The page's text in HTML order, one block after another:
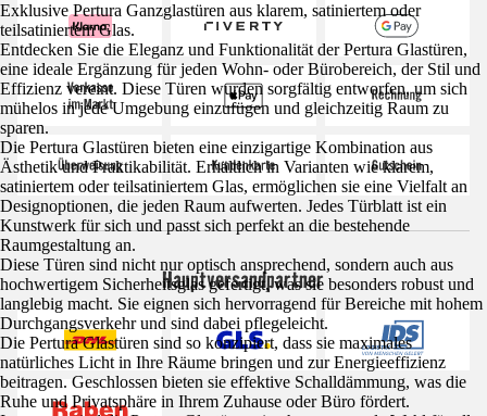
Exklusive Pertura Ganzglastüren aus klarem, satiniertem oder
teilsatiniertem Glas.
Entdecken Sie die Eleganz und Funktionalität der Pertura Glastüren,
eine ideale Ergänzung für jeden Wohn- oder Bürobereich, der Stil und
Effizienz vereint. Diese Türen wurden sorgfältig entworfen, um sich
mühelos in jede Umgebung einzufügen und gleichzeitig Raum zu
sparen.
Die Pertura Glastüren bieten eine einzigartige Kombination aus
Ästhetik und Praktikabilität. Erhältlich in Varianten wie klarem,
satiniertem oder teilsatiniertem Glas, ermöglichen sie eine Vielfalt an
Designoptionen, die jeden Raum aufwerten. Jedes Türblatt ist ein
Kunstwerk für sich und passt sich perfekt an die bestehende
Raumgestaltung an.
Diese Türen sind nicht nur optisch ansprechend, sondern auch aus
hochwertigem Sicherheitsglas gefertigt, was sie besonders robust und
langlebig macht. Sie eignen sich hervorragend für Bereiche mit hohem
Durchgangsverkehr und sind dabei pflegeleicht.
Die Pertura Glastüren sind so konzipiert, dass sie maximales
natürliches Licht in Ihre Räume bringen und zur Energieeffizienz
beitragen. Geschlossen bieten sie effektive Schalldämmung, was die
Ruhe und Privatsphäre in Ihrem Zuhause oder Büro fördert.
Hauptversandpartner